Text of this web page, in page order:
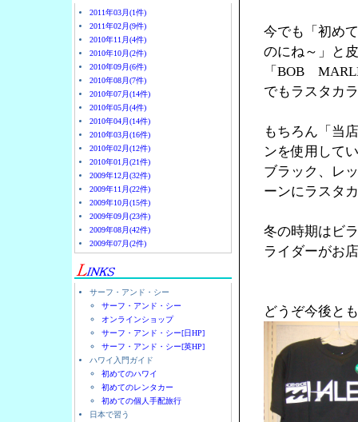
2011年03月(1件)
2011年02月(9件)
2010年11月(4件)
2010年10月(2件)
2010年09月(6件)
2010年08月(7件)
2010年07月(14件)
2010年05月(4件)
2010年04月(14件)
2010年03月(16件)
2010年02月(12件)
2010年01月(21件)
2009年12月(32件)
2009年11月(22件)
2009年10月(15件)
2009年09月(23件)
2009年08月(42件)
2009年07月(2件)
サーフ・アンド・シー
サーフ・アンド・シー
オンラインショップ
サーフ・アンド・シー[日HP]
サーフ・アンド・シー[英HP]
ハワイ入門ガイド
初めてのハワイ
初めてのレンタカー
初めての個人手配旅行
日本で習う
今でも「初め
のにね～」と
「BOB
でもラスタカ
もちろん「当
ンを使用して
ブラック、レ
ーンにラスタ
冬の時期はビ
ライダーがお
どうぞ今後と